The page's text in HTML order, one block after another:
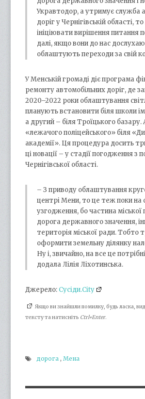
Укравтодор, а утримує служба
доріг у Чернігівській області,
ініціювати вирішення питання
далі, якщо вони до нас
облаштують переходи за свій
У Менській громаді діє програма
ремонту автомобільних доріг, де
2020–2022 роки облаштування
планують встановити біля школи
а другий – біля Троїцького
«лежачого поліцейського» біля
академії». Ця процедура досить
ці новації – у стадії погодження з
Чернігівської області.
– З приводу облаштування
центрі Мени, то це теж поки на
узгодження, бо частина міської
дорога державного значення,
територія міської ради. Тобто
оформити земельну ділянку
Ну і, звичайно, на все це
додала Лілія Ліхотинська.
Джерело: Сусіди.City
Якщо ви знайшли помилку, будь ласка,
тексту та натисніть Ctrl+Enter.
дорога ,Мена